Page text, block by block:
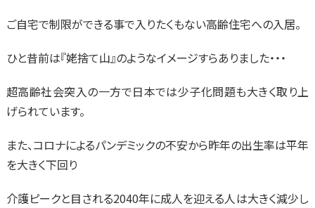
ご自宅で制限ができる事で入りたくもない高齢住宅への入居。
ひと昔前は『姥捨て山』のようなイメージすらありました・・・
超高齢社会突入の一方で日本では少子化問題も大きく取り上
げられています。
また、コロナによるパンデミックの不安から昨年の出生率は平年
を大きく下回り
介護ピークと目される2040年に成人を迎える人は大きく減少し